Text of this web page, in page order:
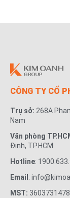
CÔNG TY CỔ
Trụ sở: 268A
Nam
Văn phòng
Định, TP.HCM
Hotline:
Email :
MST: 3603731478